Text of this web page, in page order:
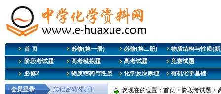
首 页 必修(第一册) 必修(第二册)
物质结构与性质(新
阶段考试题
高考模拟题 高考试题
竞赛试题
必修2
物质结构与性质 化学反应原理 有机化学基础
您现在的位置： 首页 > 阶段考试题 >